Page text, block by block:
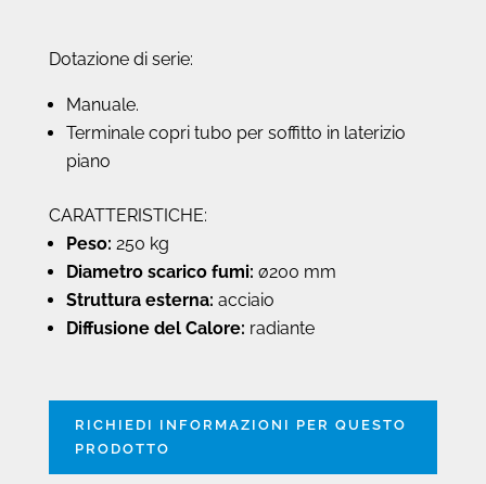
Dotazione di serie:
Manuale.
Terminale copri tubo per soffitto in laterizio
piano
CARATTERISTICHE:
Peso: 250 kg
Diametro scarico fumi: ø200 mm
Struttura esterna: acciaio
Diffusione del Calore: radiante
RICHIEDI INFORMAZIONI PER QUESTO
PRODOTTO